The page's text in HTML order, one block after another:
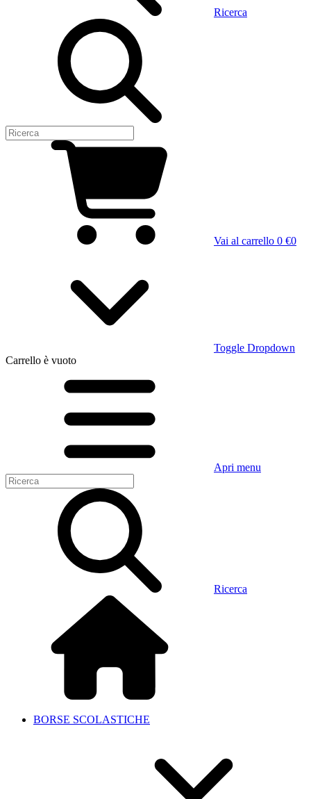
Ricerca
Vai al carrello 0 €0
Toggle Dropdown
Carrello è vuoto
Apri menu
Ricerca
BORSE SCOLASTICHE